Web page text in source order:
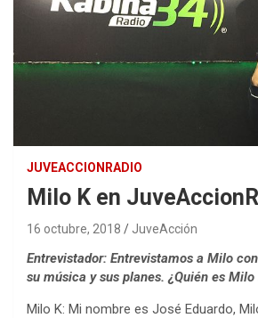
JUVEACCIONRADIO
Milo K en
16 octubre, 2018 JuveAcción
Entrevistador: Entrevistamos a Milo
su música y sus planes. ¿Quién es Milo
Milo K: Mi nombre es José Eduardo,